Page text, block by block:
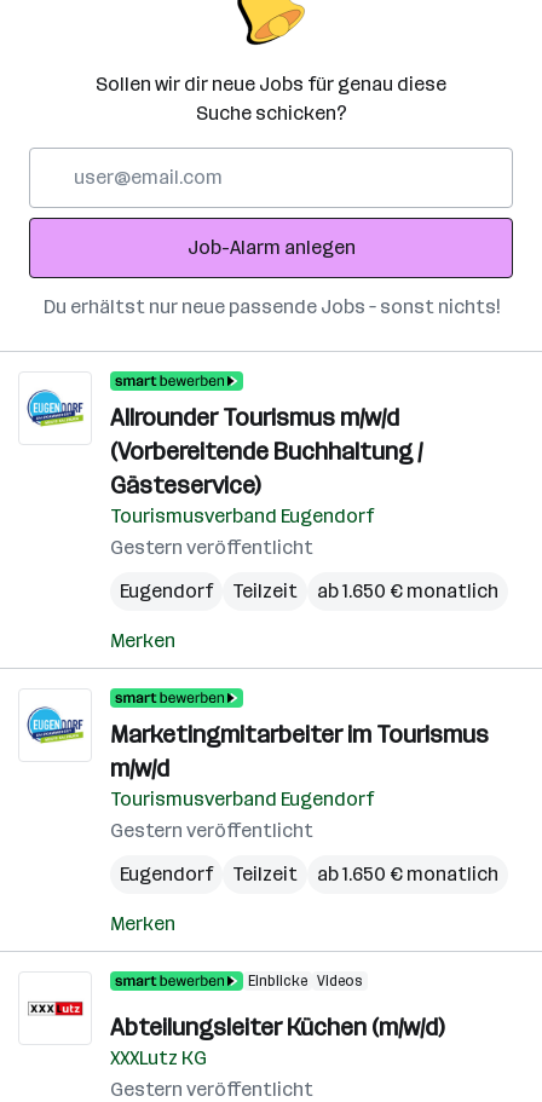
Sollen wir dir neue Jobs für genau diese
Suche schicken?
Adresse
Job-Alarm anlegen
Du erhältst nur neue passende Jobs – sonst nichts!
Allrounder Tourismus m/w/d
(Vorbereitende Buchhaltung /
Gästeservice)
Tourismusverband Eugendorf
Gestern veröffentlicht
Eugendorf
Teilzeit ab 1.650 € monatlich
Merken
Marketingmitarbeiter im Tourismus
m/w/d
Tourismusverband Eugendorf
Gestern veröffentlicht
Eugendorf
Teilzeit ab 1.650 € monatlich
Merken
Einblicke Videos
Abteilungsleiter Küchen (m/w/d)
XXXLutz KG
Gestern veröffentlicht